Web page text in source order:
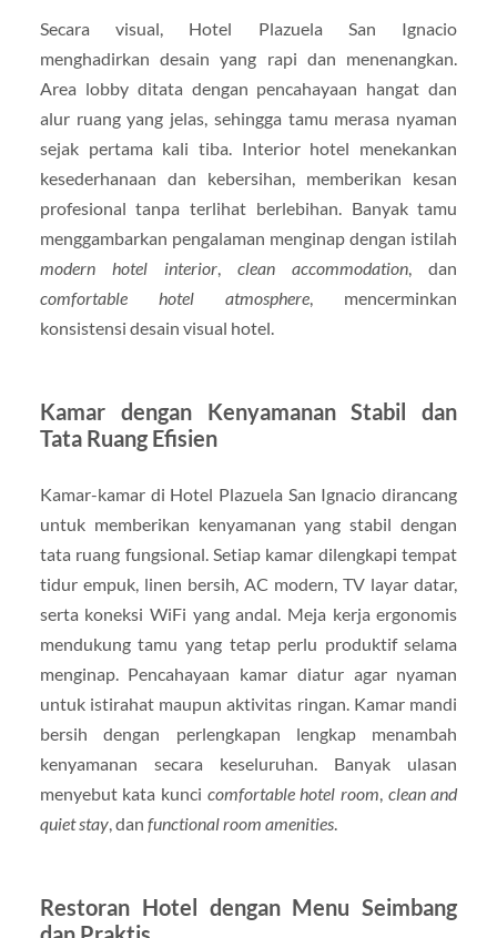
Secara visual, Hotel Plazuela San Ignacio
menghadirkan desain yang rapi dan menenangkan.
Area lobby ditata dengan pencahayaan hangat dan
alur ruang yang jelas, sehingga tamu merasa nyaman
sejak pertama kali tiba. Interior hotel menekankan
kesederhanaan dan kebersihan, memberikan kesan
profesional tanpa terlihat berlebihan. Banyak tamu
menggambarkan pengalaman menginap dengan istilah
modern hotel interior,clean accommodation, dan
comfortable hotel atmosphere, mencerminkan
konsistensi desain visual hotel.
Kamar dengan Kenyamanan Stabil dan
Tata Ruang Efisien
Kamar-kamar di Hotel Plazuela San Ignacio dirancang
untuk memberikan kenyamanan yang stabil dengan
tata ruang fungsional. Setiap kamar dilengkapi tempat
tidur empuk, linen bersih, AC modern, TV layar datar,
serta koneksi WiFi yang andal. Meja kerja ergonomis
mendukung tamu yang tetap perlu produktif selama
menginap. Pencahayaan kamar diatur agar nyaman
untuk istirahat maupun aktivitas ringan. Kamar mandi
bersih dengan perlengkapan lengkap menambah
kenyamanan secara keseluruhan. Banyak ulasan
menyebut kata kunci comfortable hotel room, clean and
quiet stay, dan functional room amenities.
Restoran Hotel dengan Menu Seimbang